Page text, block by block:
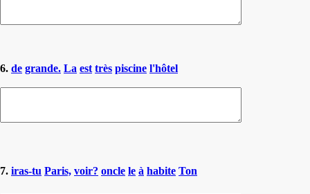
6. de grande. La est très piscine l'hôtel
7. iras-tu Paris, voir? oncle le à habite Ton